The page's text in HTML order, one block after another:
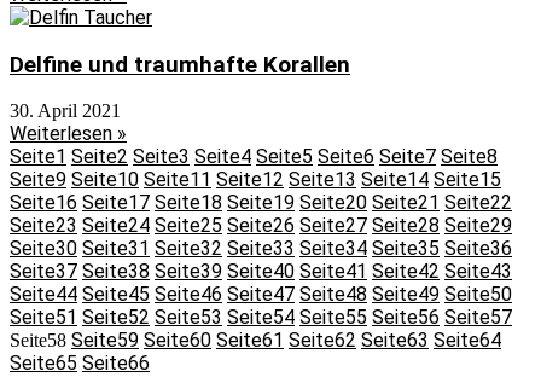
Delfine und traumhafte Korallen
30. April 2021
Weiterlesen »
Seite1 Seite2 Seite3 Seite4 Seite5 Seite6 Seite7 Seite8
Seite9 Seite10 Seite11 Seite12 Seite13 Seite14 Seite15
Seite16 Seite17 Seite18 Seite19 Seite20 Seite21 Seite22
Seite23 Seite24 Seite25 Seite26 Seite27 Seite28 Seite29
Seite30 Seite31 Seite32 Seite33 Seite34 Seite35 Seite36
Seite37 Seite38 Seite39 Seite40 Seite41 Seite42 Seite43
Seite44 Seite45 Seite46 Seite47 Seite48 Seite49 Seite50
Seite51 Seite52 Seite53 Seite54 Seite55 Seite56 Seite57
Seite58 Seite59 Seite60 Seite61 Seite62 Seite63 Seite64
Seite65 Seite66